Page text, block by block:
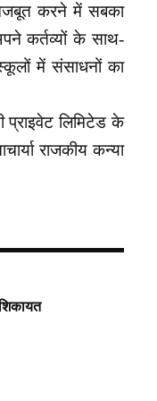
मजबूत करने में सबका
कर्तव्यों के साथ-
में संसाधनों का
प्राइवेट लिमिटेड के
राजकीय कन्या